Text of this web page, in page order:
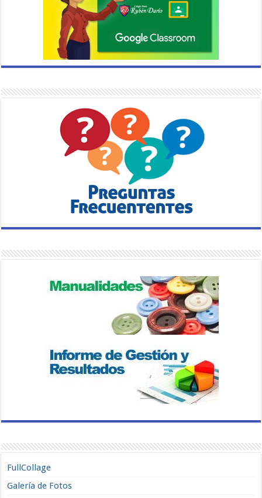
FullCollage
Galería de Fotos